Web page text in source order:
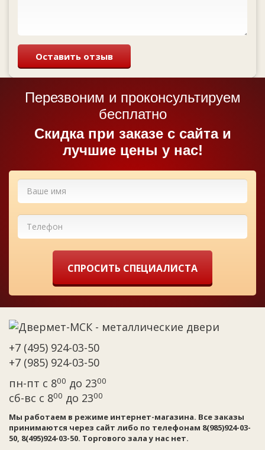
Оставить отзыв
Перезвоним и проконсультируем
бесплатно
Cкидка при заказе с сайта и
лучшие цены у нас!
СПРОСИТЬ СПЕЦИАЛИСТА
+7 (495) 924-03-50
+7 (985) 924-03-50
пн-пт с 800 до 2300
сб-вс с 800 до 2300
Мы работаем в режиме интернет-магазина. Все заказы
принимаются через сайт либо по телефонам 8(985)924-03-
50, 8(495)924-03-50. Торгового зала у нас нет.